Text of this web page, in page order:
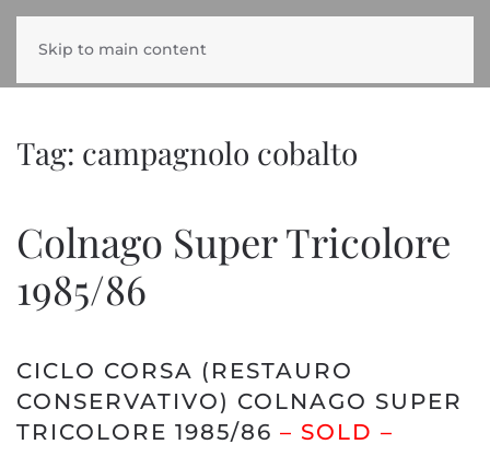
Skip to main content
Tag: campagnolo cobalto
Colnago Super Tricolore
1985/86
CICLO CORSA (RESTAURO
CONSERVATIVO) COLNAGO SUPER
TRICOLORE 1985/86 – SOLD –